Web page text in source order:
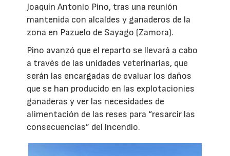
Joaquín Antonio Pino, tras una reunión
mantenida con alcaldes y ganaderos de la
zona en Pazuelo de Sayago (Zamora).
Pino avanzó que el reparto se llevará a cabo
a través de las unidades veterinarias, que
serán las encargadas de evaluar los daños
que se han producido en las explotacionies
ganaderas y ver las necesidades de
alimentación de las reses para “resarcir las
consecuencias” del incendio.